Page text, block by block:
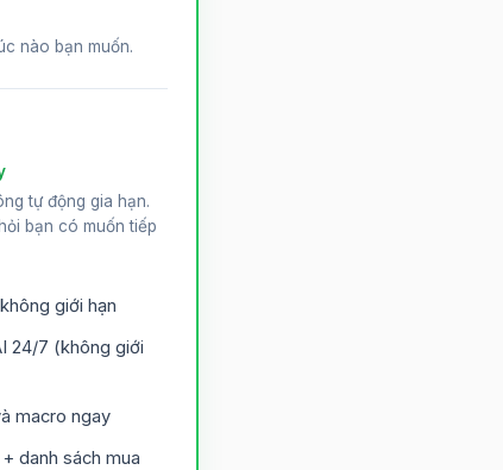
nào bạn muốn.
tự động gia hạn.
bạn có muốn tiếp
giới hạn
24/7 (không giới
macro ngay
danh sách mua